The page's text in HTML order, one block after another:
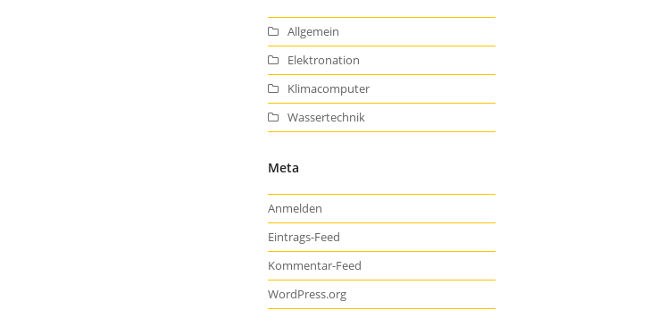
Allgemein
Elektronation
Klimacomputer
Wassertechnik
Meta
Anmelden
Eintrags-Feed
Kommentar-Feed
WordPress.org